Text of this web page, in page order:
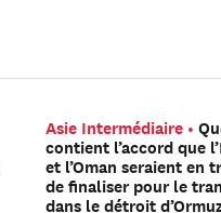
Asie Intermédiaire
contient l’accord que
et l’Oman seraient en
de finaliser pour le
dans le détroit